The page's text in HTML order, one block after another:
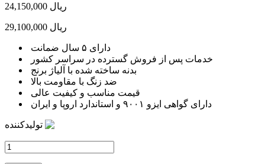
24,150,000 ریال
29,100,000 ریال
دارای ۵ سال ضمانت
خدمات پس از فروش گسترده در سراسر کشور
بدنه ساخته شده با آلیاژ برنج
ضد زنگ با مقاومت بالا
قیمت مناسب و کیفیت عالی
دارای گواهی ایزو ۹۰۰۱ و استاندارد اروپا و ایران
تولیدکننده